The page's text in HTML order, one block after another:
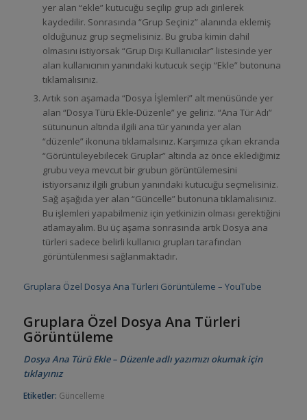
yer alan “ekle” kutucuğu seçilip grup adı girilerek
kaydedilir. Sonrasında “Grup Seçiniz” alanında eklemiş
olduğunuz grup seçmelisiniz. Bu gruba kimin dahil
olmasını istiyorsak “Grup Dışı Kullanıcılar” listesinde yer
alan kullanıcının yanındaki kutucuk seçip “Ekle” butonuna
tıklamalısınız.
Artık son aşamada “Dosya İşlemleri” alt menüsünde yer
alan “Dosya Türü Ekle-Düzenle” ye geliriz. “Ana Tür Adı”
sütununun altında ilgili ana tür yanında yer alan
“düzenle” ikonuna tıklamalsınız. Karşımıza çıkan ekranda
“Görüntüleyebilecek Gruplar” altında az önce eklediğimiz
grubu veya mevcut bir grubun görüntülemesini
istiyorsanız ilgili grubun yanındaki kutucuğu seçmelisiniz.
Sağ aşağıda yer alan “Güncelle” butonuna tıklamalısınız.
Bu işlemleri yapabilmeniz için yetkinizin olması gerektiğini
atlamayalım. Bu üç aşama sonrasında artık Dosya ana
türleri sadece belirli kullanıcı grupları tarafından
görüntülenmesi sağlanmaktadır.
Gruplara Özel Dosya Ana Türleri Görüntüleme – YouTube
Gruplara Özel Dosya Ana Türleri
Görüntüleme
Dosya Ana Türü Ekle – Düzenle adlı yazımızı okumak için
tıklayınız
Etiketler: Güncelleme